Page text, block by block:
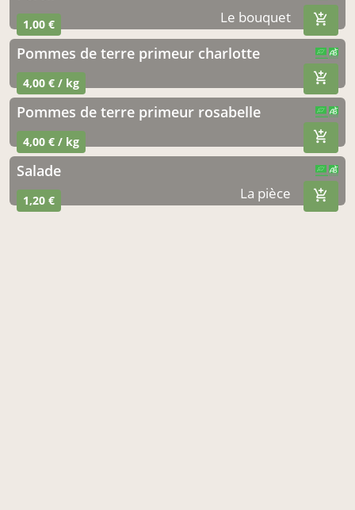
1,00 € Le bouquet
pommes de terre primeur charlotte
4,00 € / kg
pommes de terre primeur rosabelle
4,00 € / kg
salade
1,20 € La pièce